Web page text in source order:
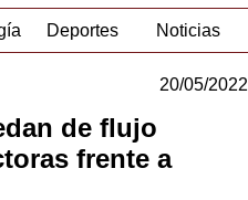
Deportes Noticias
20/05/2022
de flujo
frente a